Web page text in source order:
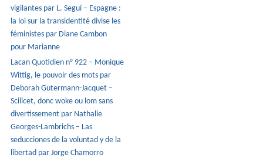
vigilantes par L. Seguí – Espagne :
la loi sur la transidentité divise les
féministes par Diane Cambon
pour Marianne
Lacan Quotidien n° 922 – Monique
Wittig, le pouvoir des mots par
Deborah Gutermann-Jacquet –
Scilicet, donc woke ou lom sans
divertissement par Nathalie
Georges-Lambrichs – Las
seducciones de la voluntad y de la
libertad par Jorge Chamorro